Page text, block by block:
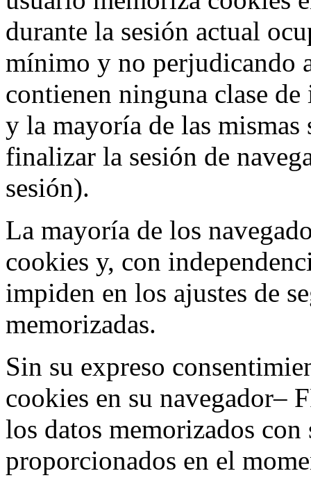
durante la sesión actual
mínimo y no perjudicando
contienen ninguna clase
y la mayoría de las
finalizar la sesión de
sesión).
La mayoría de los
cookies y, con
impiden en los ajustes de
memorizadas.
Sin su expreso
cookies en su navegador–
los datos memorizados con
proporcionados en el